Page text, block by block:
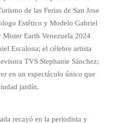
de las Ferias de San Jose
Estético y Modelo Gabriel
Earth Venezuela 2024
Escalona; el célebre artista
TVS Stephanie Sánchez;
en un espectáculo único que
jardín.
recayó en la periodista y